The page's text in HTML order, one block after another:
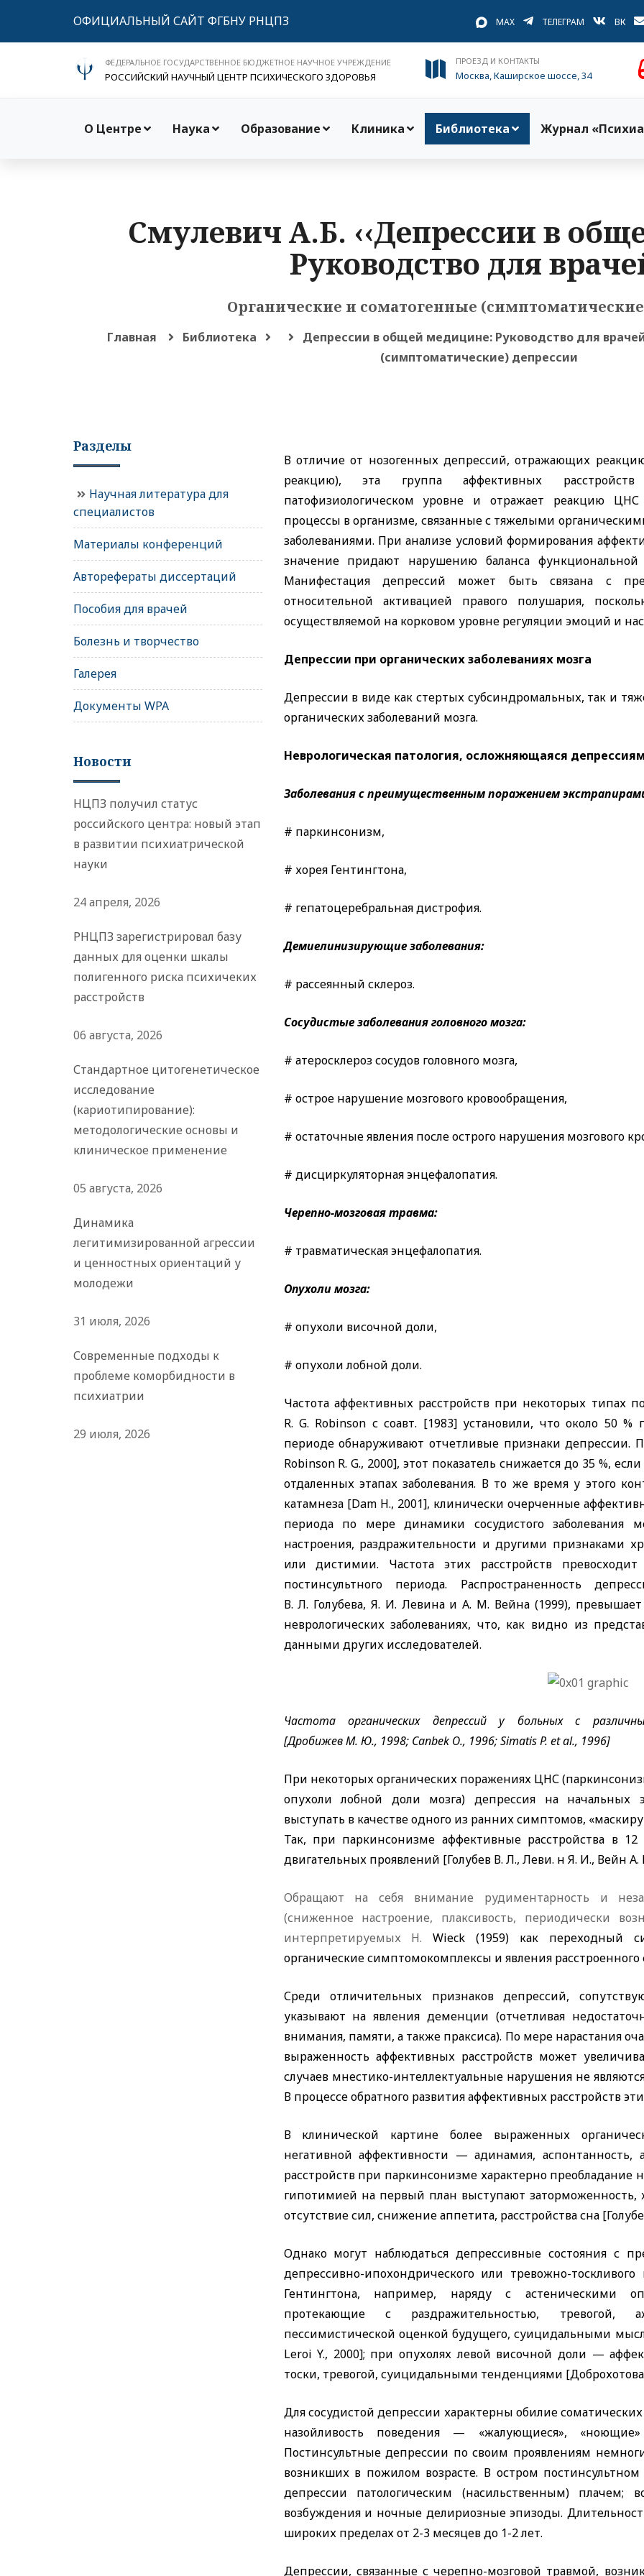
ОФИЦИАЛЬНЫЙ САЙТ ФГБНУ РНЦПЗ MAX ТЕЛЕГРАМ ВК
ФЕДЕРАЛЬНОЕ ГОСУДАРСТВЕННОЕ БЮДЖЕТНОЕ НАУЧНОЕ УЧРЕЖДЕНИЕ
РОССИЙСКИЙ НАУЧНЫЙ ЦЕНТР ПСИХИЧЕСКОГО ЗДОРОВЬЯ
ПРОЕЗД И КОНТАКТЫ
Москва, Каширское шоссе, 34
О Центре Наука Образование Клиника Библиотека Журнал
Смулевич А.Б. ‹‹Депрессии в
Руководство для
Органические и соматогенные
Главная Библиотека Депрессии в общей медицине: Руководство для
(симптоматические) депрессии
В отличие от нозогенных депрессий, отражающих
реакцию), эта группа аффективных
патофизиологическом уровне и отражает реакцию
процессы в организме, связанные с тяжелыми
заболеваниями. При анализе условий формирования
значение придают нарушению баланса функциональной
Манифестация депрессий может быть связана с
относительной активацией правого полушария,
осуществляемой на корковом уровне регуляции эмоций и
Депрессии при органических заболеваниях мозга
Депрессии в виде как стертых субсиндромальных, так и
органических заболеваний мозга.
Неврологическая патология, осложняющаяся
Заболевания с преимущественным поражением
# паркинсонизм,
# хорея Гентингтона,
# гепатоцеребральная дистрофия.
Демиелинизирующие заболевания:
# рассеянный склероз.
Сосудистые заболевания головного мозга:
# атеросклероз сосудов головного мозга,
# острое нарушение мозгового кровообращения,
# остаточные явления после острого нарушения мозгового
# дисциркуляторная энцефалопатия.
Черепно-мозговая травма:
# травматическая энцефалопатия.
Опухоли мозга:
# опухоли височной доли,
# опухоли лобной доли.
Частота аффективных расстройств при некоторых типах
R. G. Robinson с соавт. [1983] установили, что около 50
периоде обнаруживают отчетливые признаки депрессии.
Robinson R. G., 2000], этот показатель снижается до 35 %,
отдаленных этапах заболевания. В то же время у этого
катамнеза [Dam H., 2001], клинически очерченные
периода по мере динамики сосудистого заболевания
настроения, раздражительности и другими признаками
или дистимии. Частота этих расстройств
постинсультного периода. Распространенность
В. Л. Голубева, Я. И. Левина и А. М. Вейна (1999),
неврологических заболеваниях, что, как видно из
данными других исследователей.
Частота органических депрессий у больных с
[Дробижев М. Ю., 1998; Canbek О., 1996;SimatisP. et al., 1996]
При некоторых органических поражениях ЦНС
опухоли лобной доли мозга) депрессия на начальных
выступать в качестве одного из ранних симптомов,
Так, при паркинсонизме аффективные расстройства в
двигательных проявлений [Голубев В. Л., Леви. н Я. И., Вейн А.
Обращают на себя внимание рудиментарность и
(сниженное настроение, плаксивость, периодически
интерпретируемых Н.Wieck(1959) как переходный
органические симптомокомплексы и явления расстроенного
Среди отличительных признаков депрессий,
указывают на явления деменции (отчетливая
внимания, памяти, а также праксиса). По мере нарастания
выраженность аффективных расстройств может
случаев мнестико-интеллектуальные нарушения не
В процессе обратного развития аффективных расстройств
В клинической картине более выраженных
негативной аффективности — адинамия, аспонтанность,
расстройств при паркинсонизме характерно преобладание
гипотимией на первый план выступают заторможенность,
отсутствие сил, снижение аппетита, расстройства сна
Однако могут наблюдаться депрессивные состояния с
депрессивно-ипохондрического или тревожно-
Гентингтона, например, наряду с астеническими
протекающие с раздражительностью, тревогой,
пессимистической оценкой будущего, суицидальными
Leroi Y., 2000]; при опухолях левой височной доли —
тоски, тревогой, суицидальными тенденциями [Доброхотова
Для сосудистой депрессии характерны обилие
назойливость поведения — «жалующиеся»,
Постинсультные депрессии по своим проявлениям
возникших в пожилом возрасте. В остром
депрессии патологическим (насильственным) плачем;
возбуждения и ночные делириозные эпизоды.
широких пределах от 2-3 месяцев до 1-2 лет.
Депрессии, связанные с черепно-мозговой травмой,
Разделы
Научная литература для
специалистов
Материалы конференций
Авторефераты диссертаций
Пособия для врачей
Болезнь и творчество
Галерея
Документы WPA
Новости
НЦПЗ получил статус
российского центра: новый этап
в развитии психиатрической
науки
24 апреля, 2026
РНЦПЗ зарегистрировал базу
данных для оценки шкалы
полигенного риска психичеких
расстройств
06 августа, 2026
Стандартное цитогенетическое
исследование
(кариотипирование):
методологические основы и
клиническое применение
05 августа, 2026
Динамика
легитимизированной агрессии
и ценностных ориентаций у
молодежи
31 июля, 2026
Современные подходы к
проблеме коморбидности в
психиатрии
29 июля, 2026